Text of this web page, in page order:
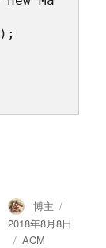
Author
博主
on
2018年8月8日
Categories
ACM